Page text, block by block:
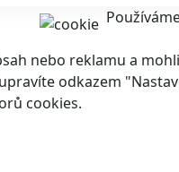
nebo reklamu a
odkazem
cookies.